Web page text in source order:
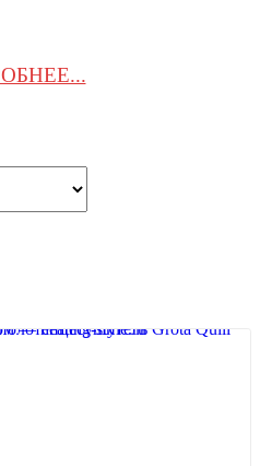
множество
свой выбор на
то сможете без